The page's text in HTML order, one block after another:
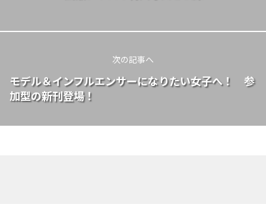
次の記事へ
モデル＆インフルエンサーになりたい女子へ！ 参
加型の新刊登場！